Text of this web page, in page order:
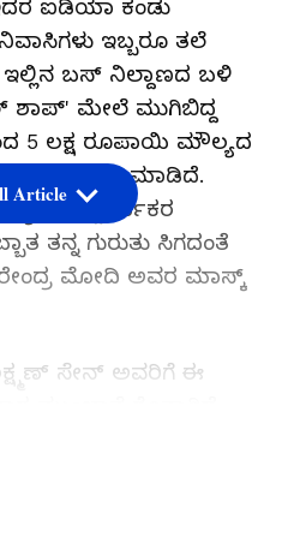
ಐಡಿಯಾ ಕಂಡು
ಇಬ್ಬರೂ ತಲೆ
ಇಲ್ಲಿನ ಬಸ್ ನಿಲ್ದಾಣದ ಬಳಿ
ಶಾಪ್' ಮೇಲೆ ಮುಗಿಬಿದ್ದ
5 ಲಕ್ಷ ರೂಪಾಯಿ ಮೌಲ್ಯದ
ಲೂಟಿ ಮಾಡಿದೆ.
ಆಶ್ಚರ್ಯಕರ
ತನ್ನ ಗುರುತು ಸಿಗದಂತೆ
ಮೋದಿ ಅವರ ಮಾಸ್ಕ್
ಸೇನ್ ಅವರಿಗೆ ಈ
Article